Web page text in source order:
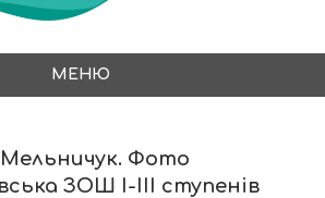
МЕНЮ
Мельничук. Фото
ЗОШ І-ІІІ ступенів